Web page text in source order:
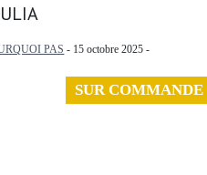
PAS - 15 octobre 2025 -
SUR COMMANDE